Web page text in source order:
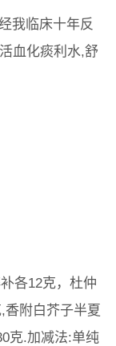
我临床十年反
血化痰利水,舒
各12克，杜仲
附白芥子半夏
克.加减法:单纯